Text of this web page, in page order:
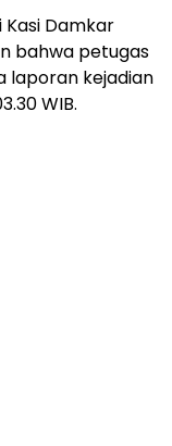
Kasi Damkar
bahwa petugas
laporan kejadian
WIB.